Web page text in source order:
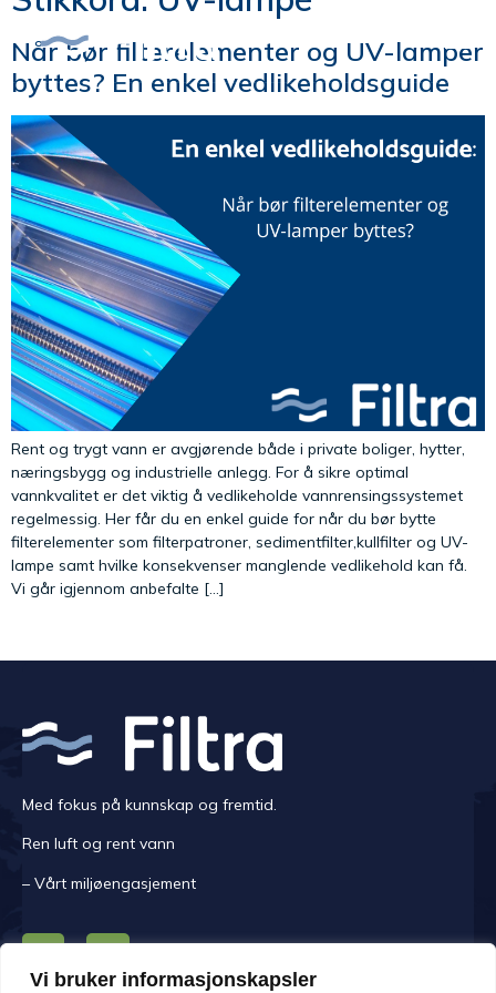
Vi bruker informasjonskapsler
Når bør filterelementer og UV-lamper
byttes? En enkel vedlikeholdsguide
Rent og trygt vann er avgjørende både i private boliger, hytter,
næringsbygg og industrielle anlegg. For å sikre optimal
vannkvalitet er det viktig å vedlikeholde vannrensingssystemet
regelmessig. Her får du en enkel guide for når du bør bytte
filterelementer som filterpatroner, sedimentfilter,kullfilter og UV-
lampe samt hvilke konsekvenser manglende vedlikehold kan få.
Vi går igjennom anbefalte […]
Med fokus på kunnskap og fremtid.
Ren luft og rent vann
– Vårt miljøengasjement